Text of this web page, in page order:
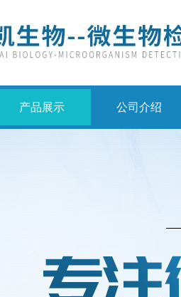
产品展示 公司介绍